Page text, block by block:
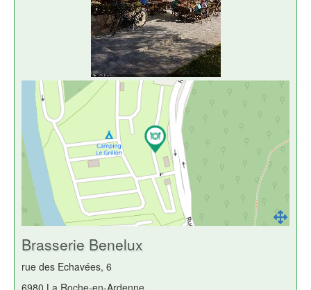
Brasserie Benelux
rue des Echavées, 6
6980 La Roche-en-Ardenne